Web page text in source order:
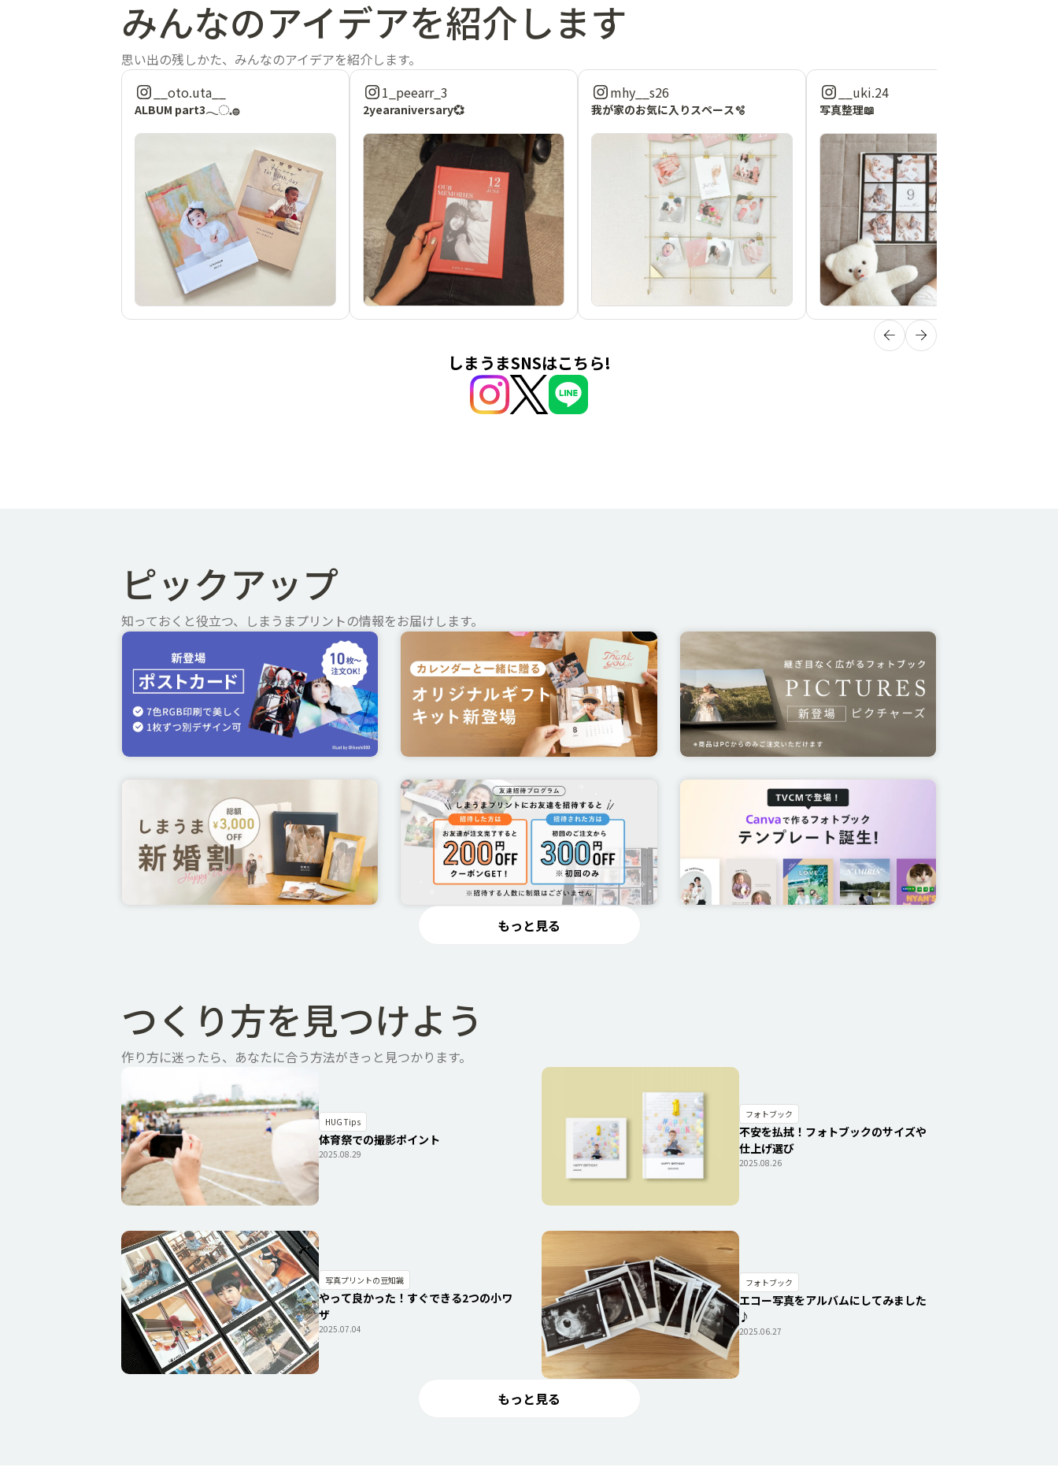
みんなのアイデアを紹介します
思い出の残しかた、みんなのアイデアを紹介します。
__oto.uta__
ALBUM part3𓂃◌𓈒𓐍
1_peearr_3
2yearaniversary💞
mhy__s26
我が家のお気に入りスペース🫧
__uki.24
写真整理📖
しまうまSNSはこちら!
ピックアップ
知っておくと役立つ、しまうまプリントの情報をお届けします。
もっと見る
つくり方を見つけよう
作り方に迷ったら、あなたに合う方法がきっと見つかります。
HUG Tips
体育祭での撮影ポイント
2025.08.29
フォトブック
不安を払拭！フォトブックのサイズや
仕上げ選び
2025.08.26
写真プリントの豆知識
やって良かった！すぐできる2つの小ワ
ザ
2025.07.04
フォトブック
エコー写真をアルバムにしてみました
♪
2025.06.27
もっと見る